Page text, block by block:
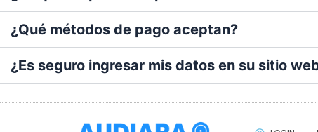
¿Qué métodos de pago aceptan?
¿Es seguro ingresar mis datos en su sitio